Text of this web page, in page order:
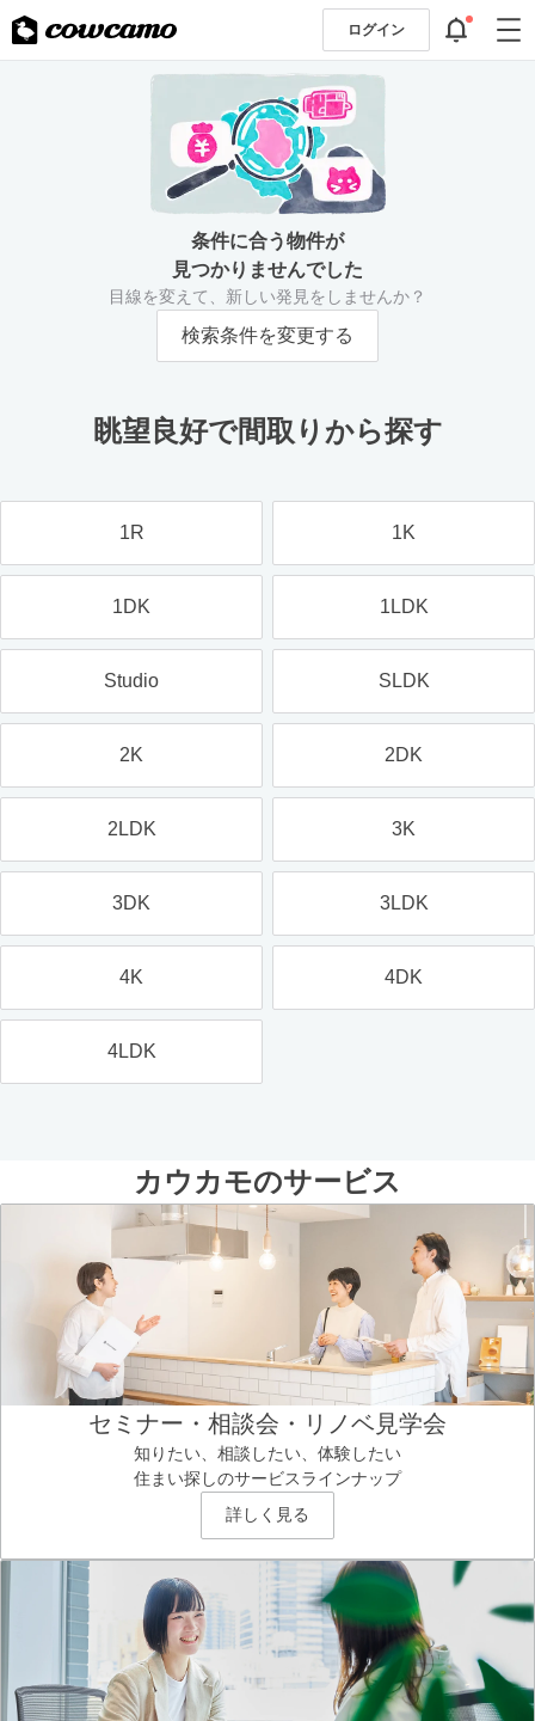
ログイン
条件に合う物件が
見つかりませんでした
目線を変えて、新しい発見をしませんか？
検索条件を変更する
眺望良好で間取りから探す
1R 1K
1DK 1LDK
Studio SLDK
2K 2DK
2LDK 3K
3DK 3LDK
4K 4DK
4LDK
カウカモのサービス
セミナー・相談会・リノベ見学会
知りたい、相談したい、体験したい
住まい探しのサービスラインナップ
詳しく見る